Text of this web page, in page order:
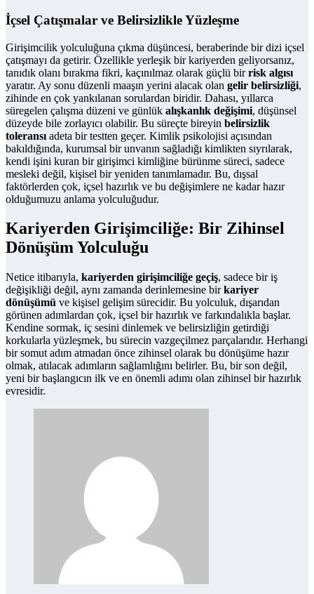
İçsel Çatışmalar ve Belirsizlikle Yüzleşme
Girişimcilik yolculuğuna çıkma düşüncesi, beraberinde bir dizi içsel
çatışmayı da getirir. Özellikle yerleşik bir kariyerden geliyorsanız,
tanıdık olanı bırakma fikri, kaçınılmaz olarak güçlü birrisk algısı
yaratır. Ay sonu düzenli maaşın yerini alacak olan gelir belirsizliği,
zihinde en çok yankılanan sorulardan biridir. Dahası, yıllarca
süregelen çalışma düzeni ve günlük alışkanlık değişimi, düşünsel
düzeyde bile zorlayıcı olabilir. Bu süreçte bireyin belirsizlik
toleransı adeta bir testten geçer. Kimlik psikolojisi açısından
bakıldığında, kurumsal bir unvanın sağladığı kimlikten sıyrılarak,
kendi işini kuran bir girişimci kimliğine bürünme süreci, sadece
mesleki değil, kişisel bir yeniden tanımlamadır. Bu, dışsal
faktörlerden çok, içsel hazırlık ve bu değişimlere ne kadar hazır
olduğumuzu anlama yolculuğudur.
Kariyerden Girişimciliğe: Bir Zihinsel
Dönüşüm Yolculuğu
Netice itibarıyla, kariyerden girişimciliğe geçiş, sadece bir iş
değişikliği değil, aynı zamanda derinlemesine birkariyer
dönüşümü ve kişisel gelişim sürecidir. Bu yolculuk, dışarıdan
görünen adımlardan çok, içsel bir hazırlık ve farkındalıkla başlar.
Kendine sormak, iç sesini dinlemek ve belirsizliğin getirdiği
korkularla yüzleşmek, bu sürecin vazgeçilmez parçalarıdır. Herhangi
bir somut adım atmadan önce zihinsel olarak bu dönüşüme hazır
olmak, atılacak adımların sağlamlığını belirler. Bu, bir son değil,
yeni bir başlangıcın ilk ve en önemli adımı olan zihinsel bir hazırlık
evresidir.